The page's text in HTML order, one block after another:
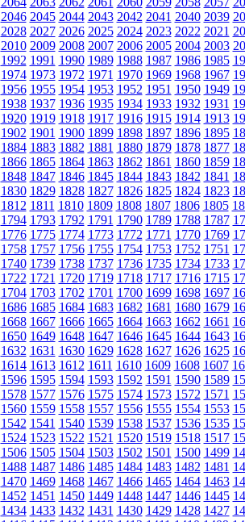
2046 2045 2044 2043 2042 2041 2040 2039
2028 2027 2026 2025 2024 2023 2022 2021
2010 2009 2008 2007 2006 2005 2004 2003
1992 1991 1990 1989 1988 1987 1986 1985
1974 1973 1972 1971 1970 1969 1968 1967
1956 1955 1954 1953 1952 1951 1950 1949
1938 1937 1936 1935 1934 1933 1932 1931
1920 1919 1918 1917 1916 1915 1914 1913
1902 1901 1900 1899 1898 1897 1896 1895
1884 1883 1882 1881 1880 1879 1878 1877
1866 1865 1864 1863 1862 1861 1860 1859
1848 1847 1846 1845 1844 1843 1842 1841
1830 1829 1828 1827 1826 1825 1824 1823
1812 1811 1810 1809 1808 1807 1806 1805
1794 1793 1792 1791 1790 1789 1788 1787
1776 1775 1774 1773 1772 1771 1770 1769
1758 1757 1756 1755 1754 1753 1752 1751
1740 1739 1738 1737 1736 1735 1734 1733
1722 1721 1720 1719 1718 1717 1716 1715
1704 1703 1702 1701 1700 1699 1698 1697
1686 1685 1684 1683 1682 1681 1680 1679
1668 1667 1666 1665 1664 1663 1662 1661
1650 1649 1648 1647 1646 1645 1644 1643
1632 1631 1630 1629 1628 1627 1626 1625
1614 1613 1612 1611 1610 1609 1608 1607
1596 1595 1594 1593 1592 1591 1590 1589
1578 1577 1576 1575 1574 1573 1572 1571
1560 1559 1558 1557 1556 1555 1554 1553
1542 1541 1540 1539 1538 1537 1536 1535
1524 1523 1522 1521 1520 1519 1518 1517
1506 1505 1504 1503 1502 1501 1500 1499
1488 1487 1486 1485 1484 1483 1482 1481
1470 1469 1468 1467 1466 1465 1464 1463
1452 1451 1450 1449 1448 1447 1446 1445
1434 1433 1432 1431 1430 1429 1428 1427